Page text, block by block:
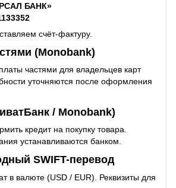
БАНК»
счёт-фактуру.
(Monobank)
частями для владельцев карт
уточняются после оформления
/ Monobank)
кредит на покупку товара.
устанавливаются банком.
SWIFT-перевод
в валюте (USD / EUR). Реквизиты для